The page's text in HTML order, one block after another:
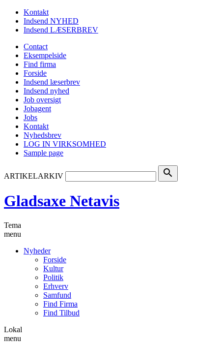
Kontakt
Indsend NYHED
Indsend LÆSERBREV
Contact
Eksempelside
Find firma
Forside
Indsend læserbrev
Indsend nyhed
Job oversigt
Jobagent
Jobs
Kontakt
Nyhedsbrev
LOG IN VIRKSOMHED
Sample page
ARTIKELARKIV search
Gladsaxe Netavis
Tema
menu
Nyheder
Forside
Kultur
Politik
Erhverv
Samfund
Find Firma
Find Tilbud
Lokal
menu